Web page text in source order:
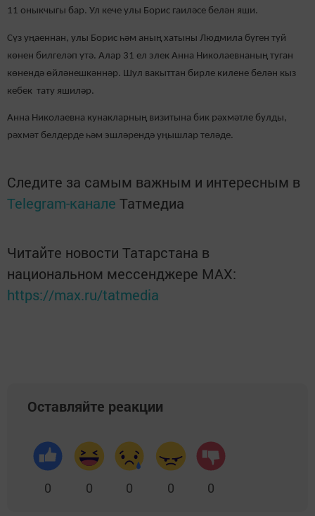
11 оныкчыгы бар. Ул кече улы Борис гаиләсе белән яши.
Сүз уңаеннан, улы Борис һәм аның хатыны Людмила бүген туй
көнен билгеләп үтә. Алар 31 ел элек Анна Николаевнаның туган
көнендә өйләнешкәннәр. Шул вакыттан бирле килене белән кыз
кебек тату яшиләр.
Анна Николаевна кунакларның визитына бик рәхмәтле булды,
рәхмәт белдерде һәм эшләрендә уңышлар теләде.
Следите за самым важным и интересным в
Telegram-канале Татмедиа
Читайте новости Татарстана в
национальном мессенджере MАХ:
https://max.ru/tatmedia
Оставляйте реакции
0 0 0 0 0